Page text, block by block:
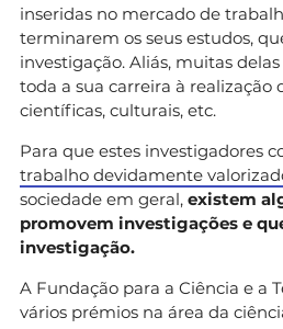
inseridas no mercado de
terminarem os seus estudos,
investigação. Aliás, muitas
toda a sua carreira à realização
científicas, culturais, etc.
Para que estes investigadores
trabalho devidamente
sociedade em geral, existem
promovem investigações e
investigação.
A Fundação para a Ciência e a
vários prémios na área da